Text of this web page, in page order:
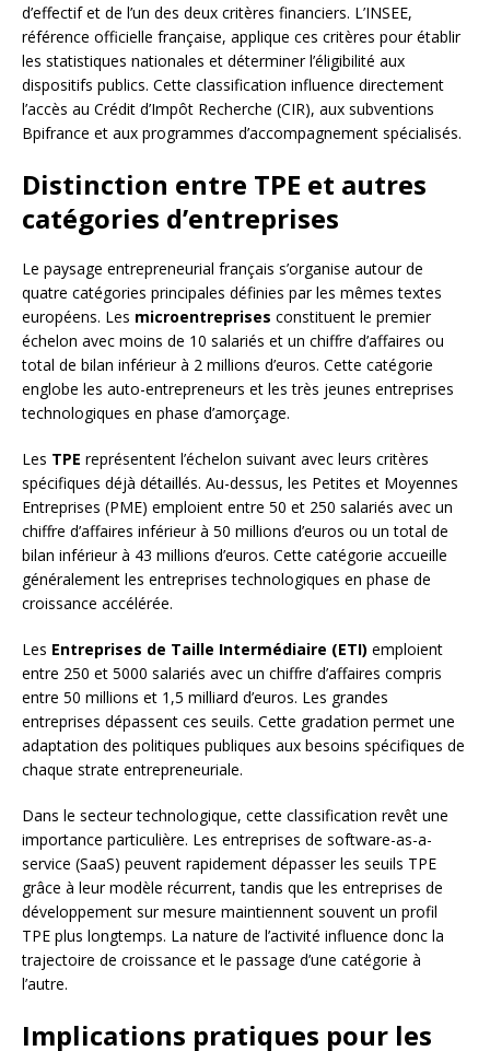
d’effectif et de l’un des deux critères financiers. L’INSEE,
référence officielle française, applique ces critères pour établir
les statistiques nationales et déterminer l’éligibilité aux
dispositifs publics. Cette classification influence directement
l’accès au Crédit d’Impôt Recherche (CIR), aux subventions
Bpifrance et aux programmes d’accompagnement spécialisés.
Distinction entre TPE et autres
catégories d’entreprises
Le paysage entrepreneurial français s’organise autour de
quatre catégories principales définies par les mêmes textes
européens. Les microentreprises constituent le premier
échelon avec moins de 10 salariés et un chiffre d’affaires ou
total de bilan inférieur à 2 millions d’euros. Cette catégorie
englobe les auto-entrepreneurs et les très jeunes entreprises
technologiques en phase d’amorçage.
Les TPE représentent l’échelon suivant avec leurs critères
spécifiques déjà détaillés. Au-dessus, les Petites et Moyennes
Entreprises (PME) emploient entre 50 et 250 salariés avec un
chiffre d’affaires inférieur à 50 millions d’euros ou un total de
bilan inférieur à 43 millions d’euros. Cette catégorie accueille
généralement les entreprises technologiques en phase de
croissance accélérée.
Les Entreprises de Taille Intermédiaire (ETI) emploient
entre 250 et 5000 salariés avec un chiffre d’affaires compris
entre 50 millions et 1,5 milliard d’euros. Les grandes
entreprises dépassent ces seuils. Cette gradation permet une
adaptation des politiques publiques aux besoins spécifiques de
chaque strate entrepreneuriale.
Dans le secteur technologique, cette classification revêt une
importance particulière. Les entreprises de software-as-a-
service (SaaS) peuvent rapidement dépasser les seuils TPE
grâce à leur modèle récurrent, tandis que les entreprises de
développement sur mesure maintiennent souvent un profil
TPE plus longtemps. La nature de l’activité influence donc la
trajectoire de croissance et le passage d’une catégorie à
l’autre.
Implications pratiques pour les